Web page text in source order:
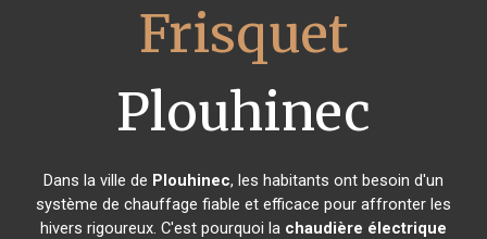
Frisquet
Plouhinec
Dans la ville de Plouhinec, les habitants ont besoin d'un
système de chauffage fiable et efficace pour affronter les
hivers rigoureux. C'est pourquoi la chaudière électrique